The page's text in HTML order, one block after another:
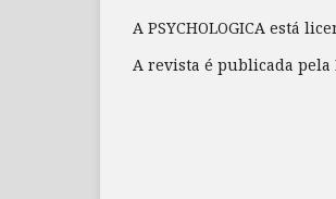
A PSYCHOLOGICA está
A revista é publicada